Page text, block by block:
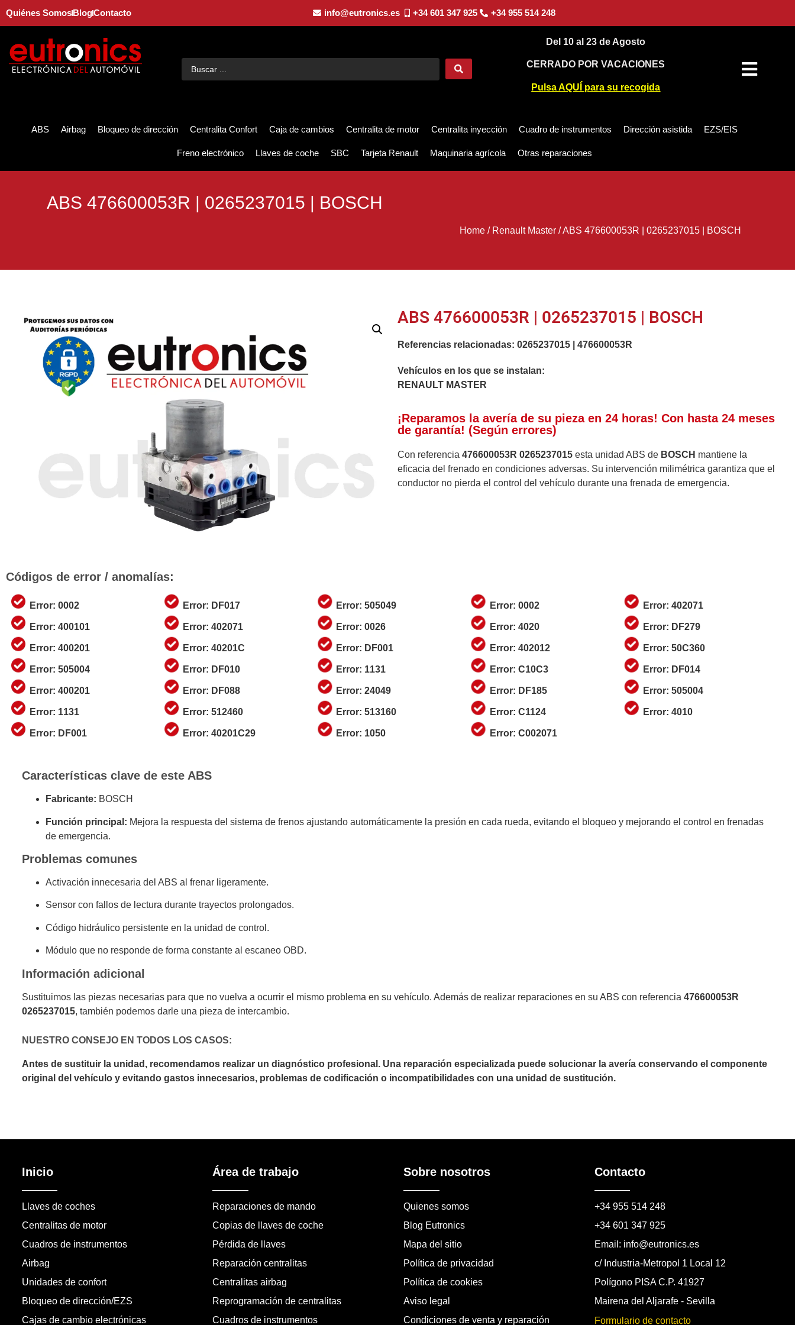
Quiénes SomosBlogContacto info@eutronics.es +34 601 347 925 +34 955 514 248
Del 10 al 23 de Agosto
CERRADO POR VACACIONES
Pulsa AQUÍ para su recogida
ABS Airbag Bloqueo de dirección Centralita Confort Caja de cambios Centralita de motor Centralita inyección Cuadro de instrumentos Dirección asistida EZS/EIS
Freno electrónico Llaves de coche SBC Tarjeta Renault Maquinaria agrícola Otras reparaciones
ABS 476600053R | 0265237015 | BOSCH
Home/ Renault Master/ABS 476600053R | 0265237015 | BOSCH
ABS 476600053R | 0265237015 | BOSCH
Referencias relacionadas: 0265237015 476600053R
Vehículos en los que se instalan:
RENAULT MASTER
¡Reparamos la avería de su pieza en 24 horas! Con hasta 24 meses
de garantía! (Según errores)
Con referencia 476600053R 0265237015 esta unidad ABS de BOSCH mantiene la
eficacia del frenado en condiciones adversas. Su intervención milimétrica garantiza que el
conductor no pierda el control del vehículo durante una frenada de emergencia.
Códigos de error / anomalías:
Error: 0002
Error: 400101
Error: 400201
Error: 505004
Error: 400201
Error: 1131
Error: DF001
Error: DF017
Error: 402071
Error: 40201C
Error: DF010
Error: DF088
Error: 512460
Error: 40201C29
Error: 505049
Error: 0026
Error: DF001
Error: 1131
Error: 24049
Error: 513160
Error: 1050
Error: 0002
Error: 4020
Error: 402012
Error: C10C3
Error: DF185
Error: C1124
Error: C002071
Error: 402071
Error: DF279
Error: 50C360
Error: DF014
Error: 505004
Error: 4010
Características clave de este ABS
Fabricante: BOSCH
Función principal: Mejora la respuesta del sistema de frenos ajustando automáticamente la presión en cada rueda, evitando el bloqueo y mejorando el control en frenadas
de emergencia.
Problemas comunes
Activación innecesaria del ABS al frenar ligeramente.
Sensor con fallos de lectura durante trayectos prolongados.
Código hidráulico persistente en la unidad de control.
Módulo que no responde de forma constante al escaneo OBD.
Información adicional
Sustituimos las piezas necesarias para que no vuelva a ocurrir el mismo problema en su vehículo. Además de realizar reparaciones en su ABS con referencia 476600053R
0265237015, también podemos darle una pieza de intercambio.
NUESTRO CONSEJO EN TODOS LOS CASOS:
Antes de sustituir la unidad, recomendamos realizar un diagnóstico profesional. Una reparación especializada puede solucionar la avería conservando el componente
original del vehículo y evitando gastos innecesarios, problemas de codificación o incompatibilidades con una unidad de sustitución.
Inicio
Llaves de coches
Centralitas de motor
Cuadros de instrumentos
Airbag
Unidades de confort
Bloqueo de dirección/EZS
Cajas de cambio electrónicas
Área de trabajo
Reparaciones de mando
Copias de llaves de coche
Pérdida de llaves
Reparación centralitas
Centralitas airbag
Reprogramación de centralitas
Cuadros de instrumentos
Sobre nosotros
Quienes somos
Blog Eutronics
Mapa del sitio
Política de privacidad
Política de cookies
Aviso legal
Condiciones de venta y reparación
Contacto
+34 955 514 248
+34 601 347 925
Email: info@eutronics.es
c/ Industria-Metropol 1 Local 12
Polígono PISA C.P. 41927
Mairena del Aljarafe - Sevilla
Formulario de contacto